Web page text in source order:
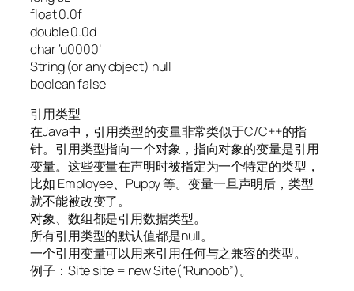
float 0.0f
double 0.0d
char ‘u0000’
String (or any object) null
boolean false
引用类型
在Java中，引用类型的变量非常类似于C/C++的指
针。引用类型指向一个对象，指向对象的变量是引用
变量。这些变量在声明时被指定为一个特定的类型，
比如 Employee、Puppy 等。变量一旦声明后，类型
就不能被改变了。
对象、数组都是引用数据类型。
所有引用类型的默认值都是null。
一个引用变量可以用来引用任何与之兼容的类型。
例子：Site site = new Site(“Runoob”)。